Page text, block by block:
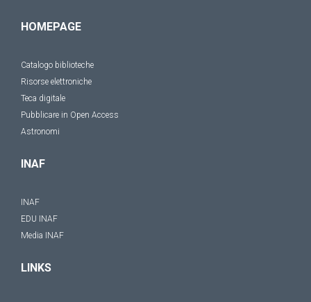
HOMEPAGE
Catalogo biblioteche
Risorse elettroniche
Teca digitale
Pubblicare in Open Access
Astronomi
INAF
INAF
EDU INAF
Media INAF
LINKS